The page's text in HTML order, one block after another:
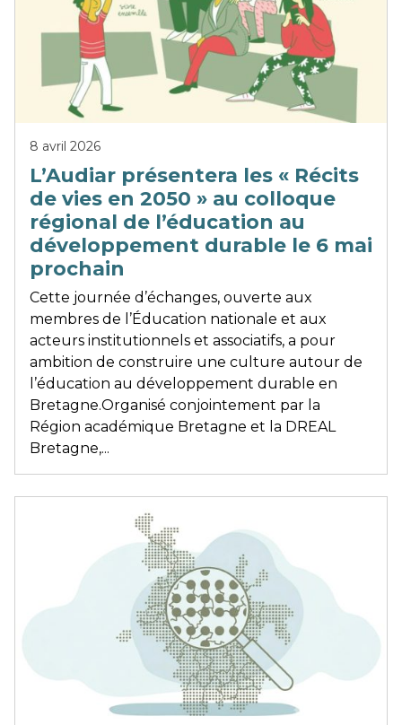
8 avril 2026
L’Audiar présentera les « Récits
de vies en 2050 » au colloque
régional de l’éducation au
développement durable le 6 mai
prochain
Cette journée d’échanges, ouverte aux
membres de l’Éducation nationale et aux
acteurs institutionnels et associatifs, a pour
ambition de construire une culture autour de
l’éducation au développement durable en
Bretagne.Organisé conjointement par la
Région académique Bretagne et la DREAL
Bretagne,...